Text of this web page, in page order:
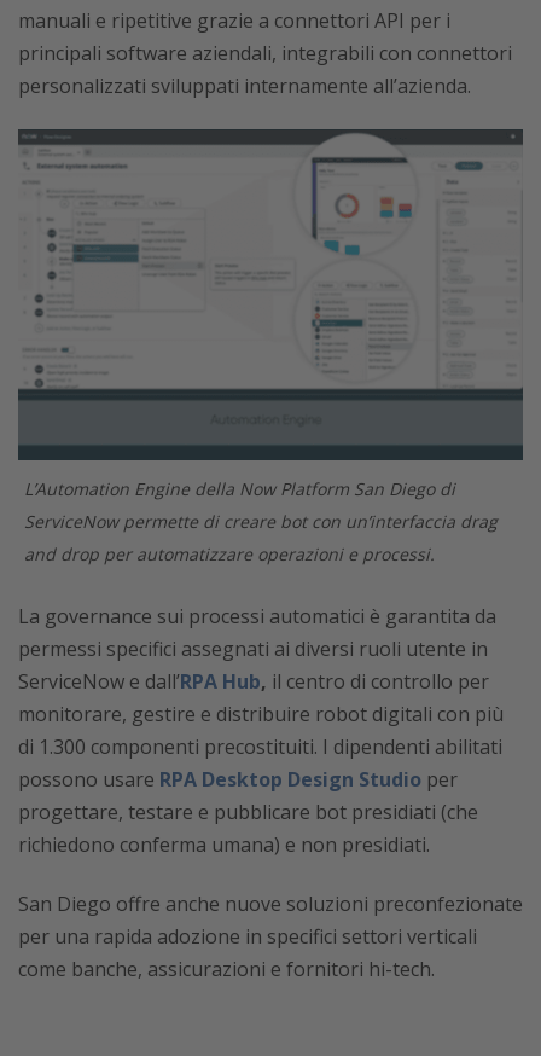
manuali e ripetitive grazie a connettori API per i
principali software aziendali, integrabili con connettori
personalizzati sviluppati internamente all’azienda.
L’Automation Engine della Now Platform San Diego di
ServiceNow permette di creare bot con un’interfaccia drag
and drop per automatizzare operazioni e processi.
La governance sui processi automatici è garantita da
permessi specifici assegnati ai diversi ruoli utente in
ServiceNow e dall’RPA Hub, il centro di controllo per
monitorare, gestire e distribuire robot digitali con più
di 1.300 componenti precostituiti. I dipendenti abilitati
possono usare RPA Desktop Design Studio per
progettare, testare e pubblicare bot presidiati (che
richiedono conferma umana) e non presidiati.
San Diego offre anche nuove soluzioni preconfezionate
per una rapida adozione in specifici settori verticali
come banche, assicurazioni e fornitori hi-tech.